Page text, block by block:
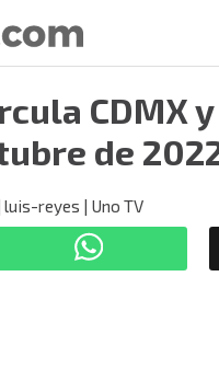
CDMX
de
luis-reyes | Uno TV